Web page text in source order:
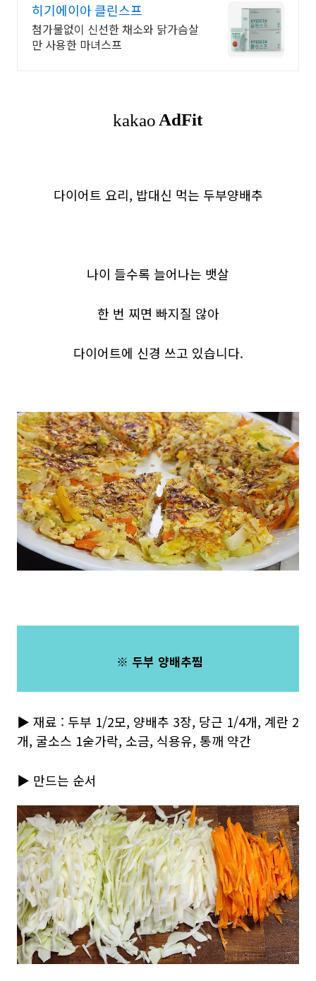
히기에이아 클린스프
첨가물없이 신선한 채소와 닭가슴살
만 사용한 마녀스프
다이어트 요리, 밥대신 먹는 두부양배추
나이 들수록 늘어나는 뱃살
한 번 찌면 빠지질 않아
다이어트에 신경 쓰고 있습니다.
※ 두부 양배추찜
▶ 재료 : 두부 1/2모, 양배추 3장, 당근 1/4개, 계란 2
개, 굴소스 1숟가락, 소금, 식용유, 통깨 약간
▶ 만드는 순서